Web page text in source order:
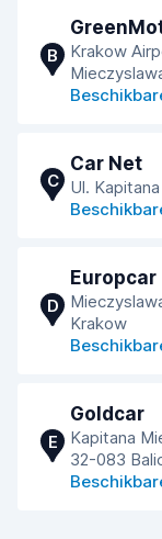
B
Krakow
C
Car Net
Ul.
D
Europcar
Krakow
E
Goldcar
Kapitana
32-083